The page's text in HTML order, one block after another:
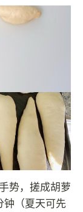
势，搓成胡萝
钟（夏天可先